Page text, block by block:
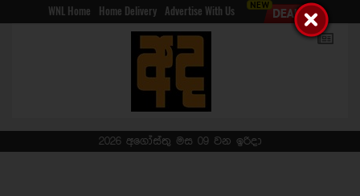
WNL Home Home Delivery Advertise With Us
2026 අගෝස්තු මස 09 වන ඉරිදා